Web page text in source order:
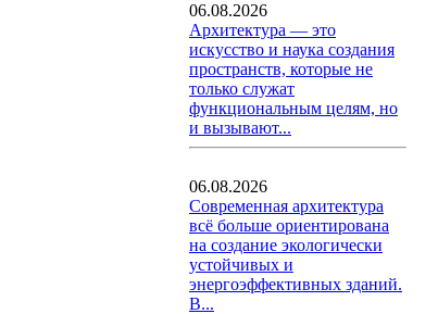
06.08.2026
Архитектура — это
искусство и наука создания
пространств, которые не
только служат
функциональным целям, но
и вызывают...
06.08.2026
Современная архитектура
всё больше ориентирована
на создание экологически
устойчивых и
энергоэффективных зданий.
В...